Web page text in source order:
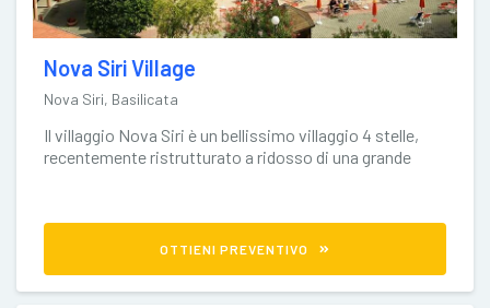
Nova Siri Village
Nova Siri, Basilicata
Il villaggio Nova Siri è un bellissimo villaggio 4 stelle,
recentemente ristrutturato a ridosso di una grande
OTTIENI PREVENTIVO